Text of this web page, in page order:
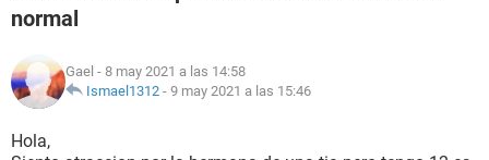
NUTRICIÓN
normal
Gael - 8 may 2021 a las 14:58
Ismael1312 - 9 may 2021 a las 15:46
Hola,